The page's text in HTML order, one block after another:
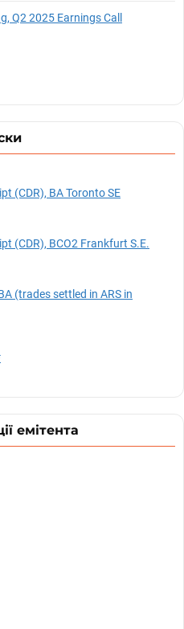
Q2 2025 Earnings Call
(CDR), BA Toronto SE
(CDR), BCO2 Frankfurt S.E.
(trades settled in ARS in
емітента